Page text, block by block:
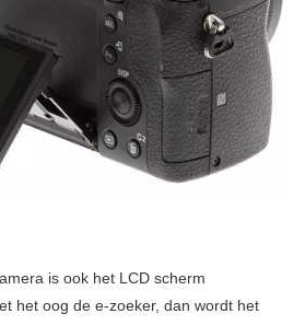
is ook het LCD scherm
het oog de e-zoeker, dan wordt het